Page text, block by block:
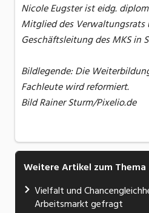
Nicole Eugster ist eidg.
Mitglied des Verwaltungsrats
Geschäftsleitung des MKS in
Bildlegende: Die
Fachleute wird reformiert.
Bild Rainer Sturm/Pixelio.de
Weitere Artikel zum Thema
Vielfalt und
Arbeitsmarkt gefragt